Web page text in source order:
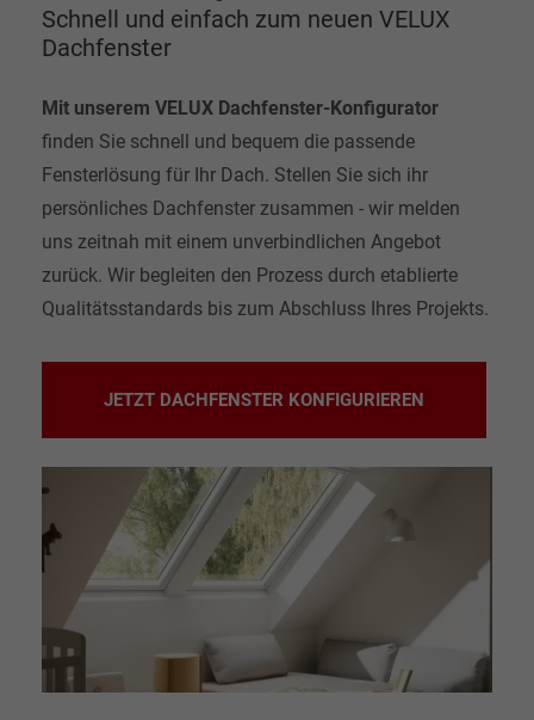
Schnell und einfach zum neuen VELUX
Dachfenster
Mit unserem VELUX Dachfenster-Konfigurator
finden Sie schnell und bequem die passende
Fensterlösung für Ihr Dach. Stellen Sie sich ihr
persönliches Dachfenster zusammen - wir melden
uns zeitnah mit einem unverbindlichen Angebot
zurück. Wir begleiten den Prozess durch etablierte
Qualitätsstandards bis zum Abschluss Ihres Projekts.
JETZT DACHFENSTER KONFIGURIEREN